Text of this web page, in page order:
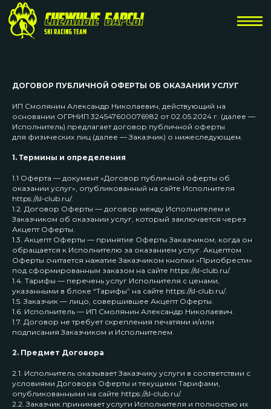
ДОГОВОР ПУБЛИЧНОЙ ОФЕРТЫ ОБ ОКАЗАНИИ УСЛУГ
ИП Смолянин Александр Николаевич, действующий на
основании ОГРНИП 324547600076982 от 02.05.2024 г. (далее —
Исполнитель) предлагает договор публичной оферты
для физических лиц (далее — Заказчик) о нижеследующем.
1. Термины и определения
1.1 Оферта — документ «Договор публичной оферты об
оказании услуг», опубликованный на сайте Исполнителя
https://sl-club.ru/.
1.2. Договор Оферты — договор между Исполнителем и
Заказчиком об оказании услуг, который заключается через
Акцепт Оферты.
1.3. Акцепт Оферты — принятие Оферты Заказчиком, когда он
обращается к Исполнителю за оказанием услуг. Акцептом
Оферты считается нажатие Заказчиком кнопки «Приобрести»
под сформированным заказом на сайте https://sl-club.ru/.
1.4. Тарифы — перечень услуг Исполнителя с ценами,
указанными в блоке “Тарифы” на сайте https://sl-club.ru/.
1.5. Заказчик — лицо, совершившее Акцепт Оферты.
1.6. Исполнитель — ИП Смолянин Александр Николаевич.
1.7. Договор не требует скрепления печатями и/или
подписания Заказчиком и Исполнителем.
2. Предмет Договора
2.1. Исполнитель оказывает Заказчику услуги в соответствии с
условиями Договора Оферты и текущими Тарифами,
опубликованными на сайте https://sl-club.ru/.
2.2. Заказчик принимает услуги Исполнителя и полностью их